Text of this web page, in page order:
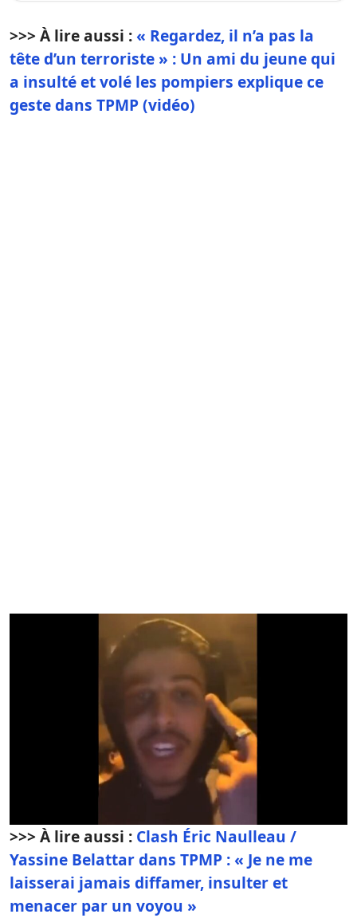
>>> À lire aussi :« Regardez, il n’a pas la
tête d’un terroriste » : Un ami du jeune qui
a insulté et volé les pompiers explique ce
geste dans TPMP (vidéo)
>>> À lire aussi : Clash Éric Naulleau /
Yassine Belattar dans TPMP : « Je ne me
laisserai jamais diffamer, insulter et
menacer par un voyou »